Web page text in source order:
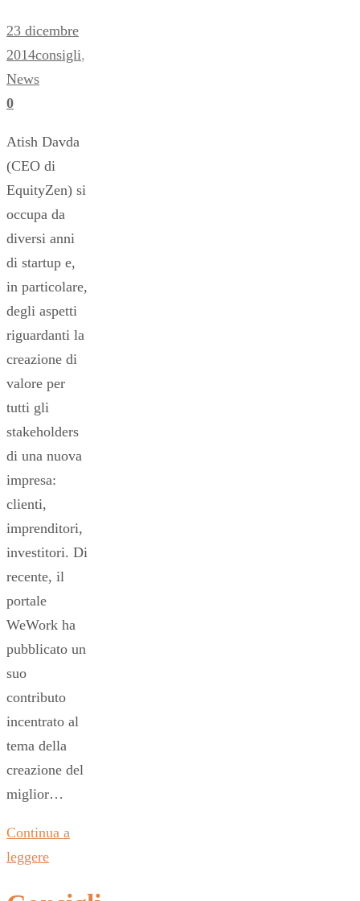
23 dicembre
2014consigli,
News
0
Atish Davda
(CEO di
EquityZen) si
occupa da
diversi anni
di startup e,
in particolare,
degli aspetti
riguardanti la
creazione di
valore per
tutti gli
stakeholders
di una nuova
impresa:
clienti,
imprenditori,
investitori. Di
recente, il
portale
WeWork ha
pubblicato un
suo
contributo
incentrato al
tema della
creazione del
miglior…
Continua a
leggere